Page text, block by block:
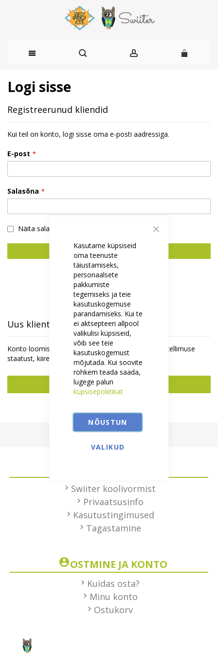
Kasutame küpsiseid
oma teenuste
täiustamiseks,
personaalsete
pakkumiste
tegemiseks ja teie
kasutuskogemuse
parandamiseks. Kui te
ei aktsepteeri allpool
valikulisi küpsiseid,
võib see teie
kasutuskogemust
mõjutada. Kui soovite
rohkem teada saada,
lugege palun
küpsisepoliitikat
NÕUSTUN
VALIKUD
to
Content
Logi sisse
Registreerunud kliendid
Kui teil on konto, logi sisse oma e-posti aadressiga.
E-post
Salasõna
Näita salasõna
Logi Sisse
Unustasid salasõna?
Uus klient
Konto loomisel on mitmeid eeliseid - saate jälgida tellimuse
staatust, kiirem ostu vormistamine ja rohkemgi.
Uus konto
Swiiter koolivormist
Privaatsusinfo
Kasutustingimused
Tagastamine
OSTMINE JA KONTO
Kuidas osta?
Minu konto
Ostukorv